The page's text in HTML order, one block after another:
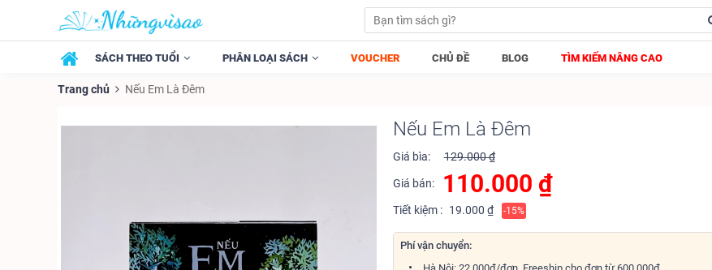
SÁCH THEO TUỔI PHÂN LOẠI SÁCH VOUCHER CHỦ ĐỀ BLOG TÌM KIẾM NÂNG CAO
Trang chủ Nếu Em Là Đêm
Nếu Em Là Đêm
Giá bìa: 129.000 ₫
Giá bán: 110.000 ₫
Tiết kiệm : 19.000 ₫ -15%
Phí vận chuyển: